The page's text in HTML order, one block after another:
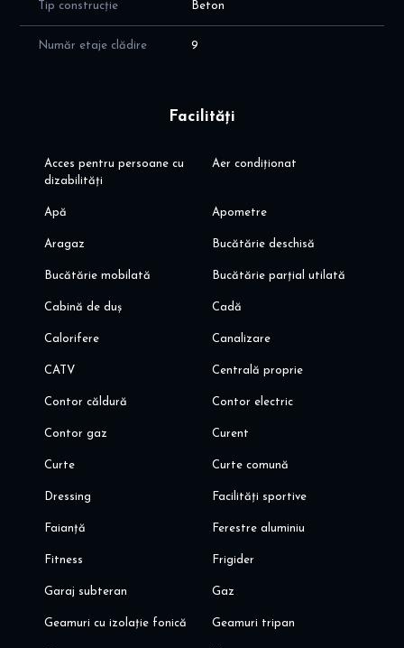
- 2,6 km: Parc Herastrau
- prestigioase institutii de invatamant de stat si privat
- Banaeasa Shopping city, Dedeman, Ikea, Decathlon
Pentru mai multe oferte, va invit aici dinoiuimobiliare.ro
Tip construcție Beton
Număr etaje clădire 9
Facilități
Acces pentru persoane cu
dizabilități
Aer condiționat
Apă Apometre
Aragaz Bucătărie deschisă
Bucătărie mobilată Bucătărie parțial utilată
Cabină de duș Cadă
Calorifere Canalizare
CATV Centrală proprie
Contor căldură Contor electric
Contor gaz Curent
Curte Curte comună
Dressing Facilități sportive
Faianță Ferestre aluminiu
Fitness Frigider
Garaj subteran Gaz
Geamuri cu izolație fonică Geamuri tripan